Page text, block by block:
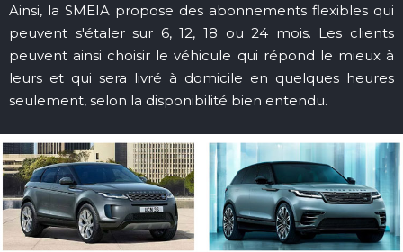
Ainsi, la SMEIA propose des abonnements flexibles qui
peuvent s'étaler sur 6, 12, 18 ou 24 mois. Les clients
peuvent ainsi choisir le véhicule qui répond le mieux à
leurs et qui sera livré à domicile en quelques heures
seulement, selon la disponibilité bien entendu.